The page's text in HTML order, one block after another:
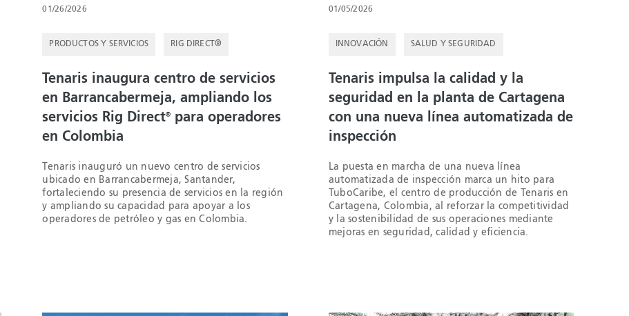
01/26/2026
PRODUCTOS Y SERVICIOS RIG DIRECT®
Tenaris inaugura centro de servicios
en Barrancabermeja, ampliando los
servicios Rig Direct®
para operadores
en Colombia
Tenaris inauguró un nuevo centro de servicios
ubicado en Barrancabermeja, Santander,
fortaleciendo su presencia de servicios en la región
y ampliando su capacidad para apoyar a los
operadores de petróleo y gas en Colombia.
01/05/2026
INNOVACIÓN SALUD Y SEGURIDAD
Tenaris impulsa la calidad y la
seguridad en la planta de Cartagena
con una nueva línea automatizada de
inspección
La puesta en marcha de una nueva línea
automatizada de inspección marca un hito para
TuboCaribe, el centro de producción de Tenaris en
Cartagena, Colombia, al reforzar la competitividad
y la sostenibilidad de sus operaciones mediante
mejoras en seguridad, calidad y eficiencia.